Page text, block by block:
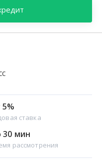
5%
ставка
30 мин
рассмотрения